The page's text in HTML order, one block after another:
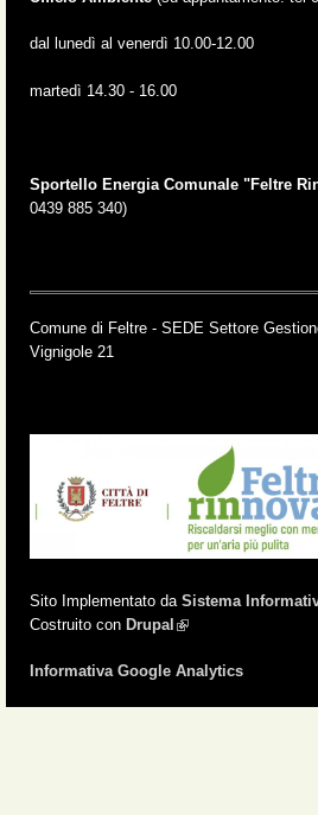
dal lunedì al venerdì 10.00-12.00
martedì 14.30 - 16.00
Sportello Energia Comunale "Feltre
0439 885 340)
Comune di Feltre - SEDE Settore
Vignigole 21
Sito Implementato da Sistema
Costruito con Drupal (link is external)
Informativa Google Analytics